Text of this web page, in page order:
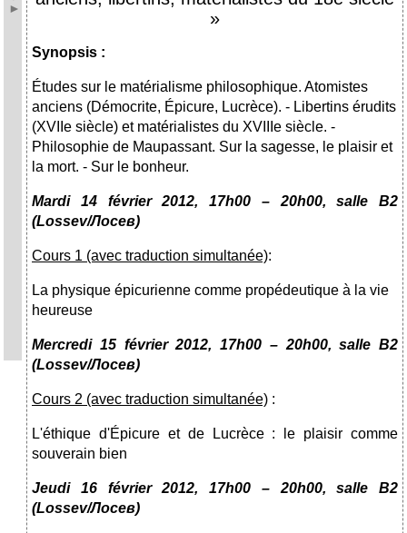
»
Synopsis :
Études sur le matérialisme philosophique. Atomistes
anciens (Démocrite, Épicure, Lucrèce). - Libertins érudits
(XVIIe siècle) et matérialistes du XVIIIe siècle. -
Philosophie de Maupassant. Sur la sagesse, le plaisir et
la mort. - Sur le bonheur.
Mardi 14février 2012, 17h00 – 20h00, salle В2
(Lossev/Лосев)
Cours 1 (avec traduction simultanée):
La physique épicurienne comme propédeutique à la vie
heureuse
Mercredi 15 février 2012, 17h00 – 20h00, salle В2
(Lossev/Лосев)
Cours 2 (avec traduction simultanée) :
L'éthique d'Épicure et de Lucrèce : le plaisir comme
souverain bien
Jeudi 16 février 2012, 17h00 – 20h00, salle В2
(Lossev/Лосев)